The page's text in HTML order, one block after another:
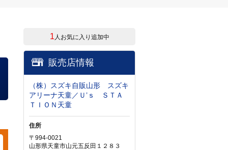
1人お気に入り追加中
販売店情報
（株）スズキ自販山形 スズキ
アリーナ天童／Ｕ’ｓ ＳＴＡ
ＴＩＯＮ天童
住所
〒994-0021
山形県天童市山元五反田１２８３